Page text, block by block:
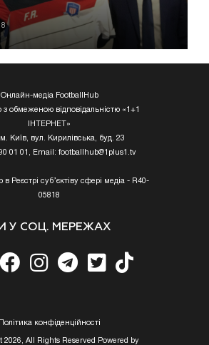
Онлайн-медіа FootballHub
з обмеженою відповідальністю «1+1
ІНТЕРНЕТ»
Київ, вул. Кирилівська, буд. 23
01 01, Email: footballhub@1plus1.tv
в Реєстрі суб’єктіву сфері медіа - R40-
05818
У СОЦ. МЕРЕЖАХ
Полiтика конфiденцiйностi
2026, All Rights Reserved Powered by